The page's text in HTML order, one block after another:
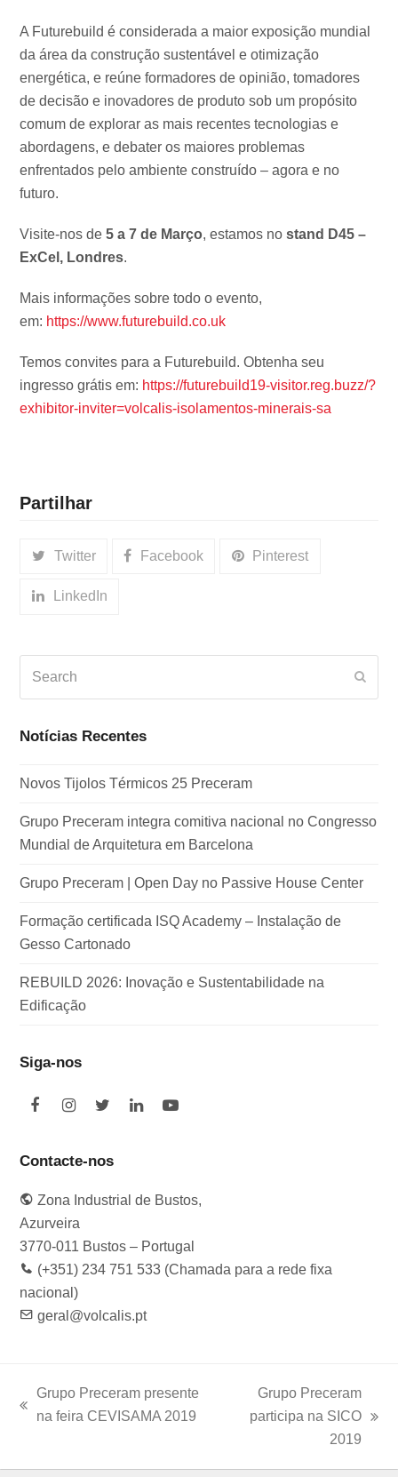
A Futurebuild é considerada a maior exposição mundial
da área da construção sustentável e otimização
energética, e reúne formadores de opinião, tomadores
de decisão e inovadores de produto sob um propósito
comum de explorar as mais recentes tecnologias e
abordagens, e debater os maiores problemas
enfrentados pelo ambiente construído – agora e no
futuro.
Visite-nos de5 a 7 de Março, estamos nostand D45 –
ExCel, Londres.
Mais informações sobre todo o evento,
em: https://www.futurebuild.co.uk
Temos convites para a Futurebuild. Obtenha seu
ingresso grátis em: https://futurebuild19-visitor.reg.buzz/?
exhibitor-inviter=volcalis-isolamentos-minerais-sa
Partilhar
Twitter Facebook Pinterest
LinkedIn
Notícias Recentes
Novos Tijolos Térmicos 25 Preceram
Grupo Preceram integra comitiva nacional no Congresso
Mundial de Arquitetura em Barcelona
Grupo Preceram | Open Day no Passive House Center
Formação certificada ISQ Academy – Instalação de
Gesso Cartonado
REBUILD 2026: Inovação e Sustentabilidade na
Edificação
Siga-nos
F
e
o
o
k
I
t
g
r
a
m
T
t
e
r
L
d
I
Y
b
e
Contacte-nos
Zona Industrial de Bustos,
Azurveira
3770-011 Bustos – Portugal
(+351) 234 751 533 (Chamada para a rede fixa
nacional)
geral@volcalis.pt
previous
Grupo Preceram presente
na feira CEVISAMA 2019
next
Grupo Preceram
participa na SICO
2019